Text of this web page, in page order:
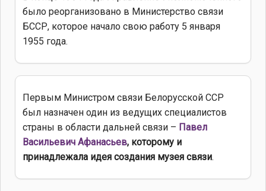
было реорганизовано в Министерство связи
БССР, которое начало свою работу 5 января
1955 года.
Первым Министром связи Белорусской ССР
был назначен один из ведущих специалистов
страны в области дальней связи – Павел
Васильевич Афанасьев, которому и
принадлежала идея создания музея связи.